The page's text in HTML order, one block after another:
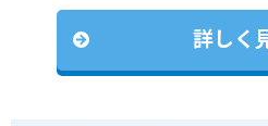
詳しく